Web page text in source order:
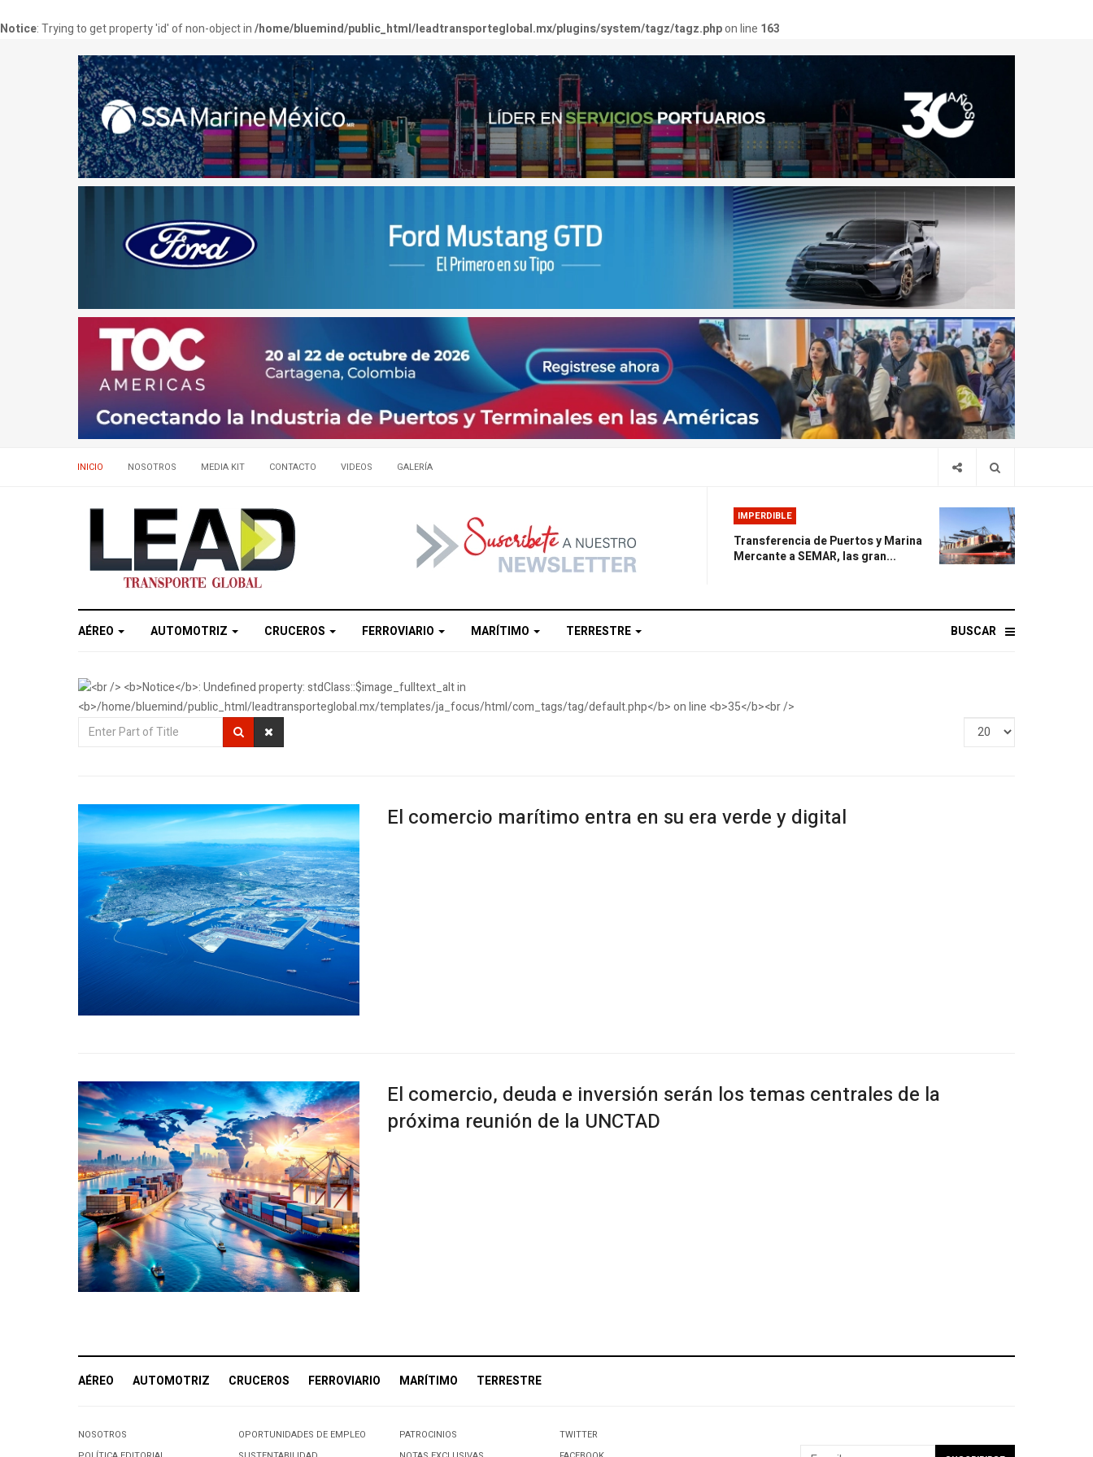
Notice: Trying to get property 'id' of non-object in/home/bluemind/public_html/leadtransporteglobal.mx/plugins/system/tagz/tagz.phpon line 163
INICIO NOSOTROS MEDIA KIT CONTACTO VIDEOS GALERÍA
IMPERDIBLE
Transferencia de Puertos y Marina
Mercante a SEMAR, las gran...
AÉREO AUTOMOTRIZ CRUCEROS FERROVIARIO MARÍTIMO TERRESTRE BUSCAR
Enter
Display
El comercio marítimo entra en su era verde y digital
El comercio, deuda e inversión serán los temas centrales de la
próxima reunión de la UNCTAD
AÉREO AUTOMOTRIZ CRUCEROS FERROVIARIO MARÍTIMO TERRESTRE
NOSOTROS
OPORTUNIDADES DE EMPLEO
PATROCINIOS
TWITTER